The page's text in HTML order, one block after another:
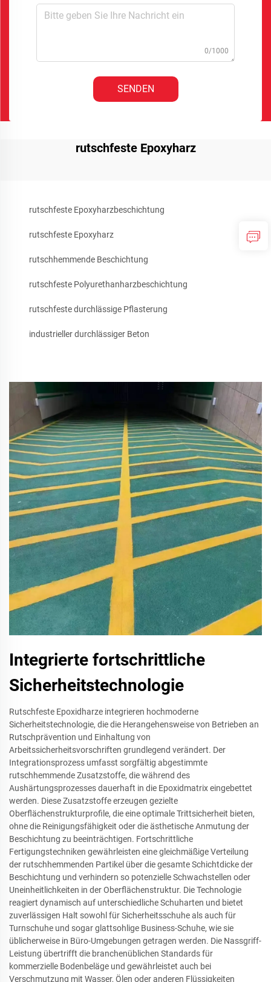
0/1000
SENDEN
rutschfeste Epoxyharz
rutschfeste Epoxyharzbeschichtung
rutschfeste Epoxyharz
rutschhemmende Beschichtung
rutschfeste Polyurethanharzbeschichtung
rutschfeste durchlässige Pflasterung
industrieller durchlässiger Beton
Integrierte fortschrittliche
Sicherheitstechnologie
Rutschfeste Epoxidharze integrieren hochmoderne
Sicherheitstechnologie, die die Herangehensweise von Betrieben an
Rutschprävention und Einhaltung von
Arbeitssicherheitsvorschriften grundlegend verändert. Der
Integrationsprozess umfasst sorgfältig abgestimmte
rutschhemmende Zusatzstoffe, die während des
Aushärtungsprozesses dauerhaft in die Epoxidmatrix eingebettet
werden. Diese Zusatzstoffe erzeugen gezielte
Oberflächenstrukturprofile, die eine optimale Trittsicherheit bieten,
ohne die Reinigungsfähigkeit oder die ästhetische Anmutung der
Beschichtung zu beeinträchtigen. Fortschrittliche
Fertigungstechniken gewährleisten eine gleichmäßige Verteilung
der rutschhemmenden Partikel über die gesamte Schichtdicke der
Beschichtung und verhindern so potenzielle Schwachstellen oder
Uneinheitlichkeiten in der Oberflächenstruktur. Die Technologie
reagiert dynamisch auf unterschiedliche Schuharten und bietet
zuverlässigen Halt sowohl für Sicherheitsschuhe als auch für
Turnschuhe und sogar glattsohlige Business-Schuhe, wie sie
üblicherweise in Büro-Umgebungen getragen werden. Die Nassgriff-
Leistung übertrifft die branchenüblichen Standards für
kommerzielle Bodenbeläge und gewährleistet auch bei
Verschmutzung mit Wasser, Ölen oder anderen Flüssigkeiten